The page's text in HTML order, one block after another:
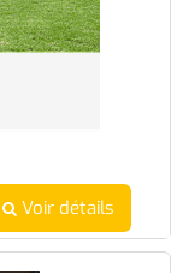
Voir détails